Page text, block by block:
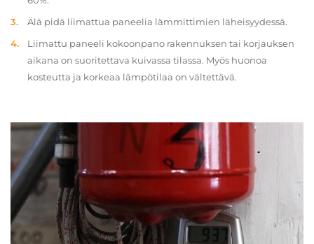
Älä pidä liimattua paneelia lämmittimien läheisyydessä.
Liimattu paneeli kokoonpano rakennuksen tai korjauksen
aikana on suoritettava kuivassa tilassa. Myös huonoa
kosteutta ja korkeaa lämpötilaa on vältettävä.